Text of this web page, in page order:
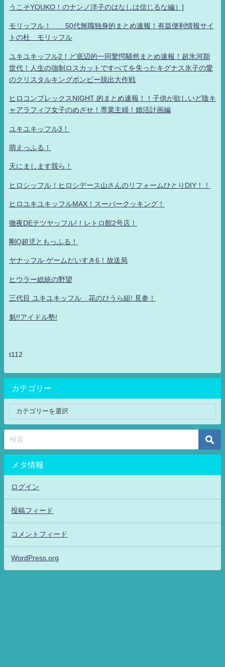
うこそYOUKO！のナンノ洋子のはなしは信じるな編）]
モリッフル！ 50代無職独身的まとめ速報！有益便利情報サイ
トの杜 モリッフル
ユキユキッフル2！ど底辺的一同驚愕騒然まとめ速報！超氷河期
世代！人生の強制ロスカットですべてを失ったキグナス氷子の愛
のクリスタルキングボンビー脱出大作戦
ヒロコンプレックスNIGHT 的まとめ速報！！子供が欲しいど陰キ
ャアラフィフ女子のめざせ！専業主婦！婚活計画編
ユキユキッフル3！
萌えっふる！
天にまします我ら！
ヒロシッフル！ヒロシデース山さんのリフォームひとりDIY！！
ヒロユキユキッフルMAX！スーパークッキング！
徹夜DEテツヤッフル!！レトロ館2号店！
剛Q超児ともっふる！
ヤナッフル ゲームだいすき6！放送局
ヒウラー総統の野望
三代目 ユキユキッフル 花のひうら組! 見参！
魁!!アイドル塾!
t112
カテゴリー
メタ情報
ログイン
投稿フィード
コメントフィード
WordPress.org